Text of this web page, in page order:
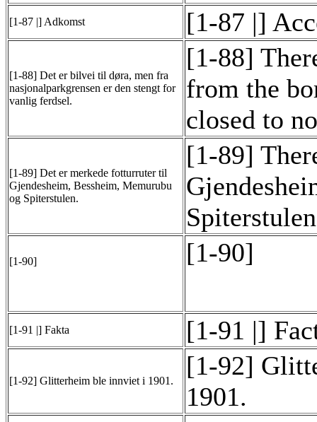
[1-87 |] Adkomst [1-87 |]
[1-88] Det er bilvei til døra, men fra
nasjonalparkgrensen er den stengt for
vanlig ferdsel.
[1-88]
from the
closed to
[1-89] Det er merkede fotturruter til
Gjendesheim, Bessheim, Memurubu
og Spiterstulen.
[1-89]
[1-90] [1-90]
[1-91 |] Fakta [1-91 |]
[1-92] Glitterheim ble innviet i 1901.
[1-92]
1901.